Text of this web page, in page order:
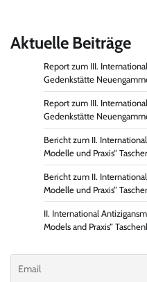
Aktuelle Beiträge
Report zum III.
Gedenkstätte
Report zum III.
Gedenkstätte
Bericht zum II.
Modelle und Praxis“
Bericht zum II.
Modelle und Praxis“
II. International
Models and Praxis“